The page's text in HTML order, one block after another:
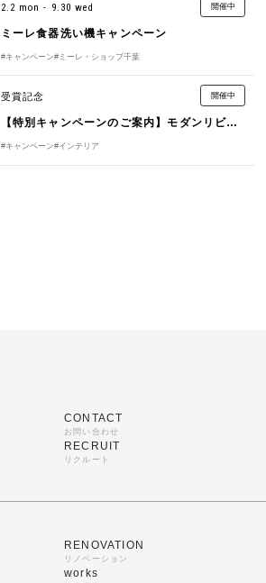
開催中
2.2 mon - 9.30 wed
ミーレ食器洗い機キャンペーン
#キャンペーン#ミーレ・ショップ千葉
開催中
受賞記念
【特別キャンペーンのご案内】モダンリビング大賞2025”ベスト6賞” 受賞記念
#キャンペーン#インテリア
CONTACT
お問い合わせ
RECRUIT
リクルート
RENOVATION
リノベーション
works